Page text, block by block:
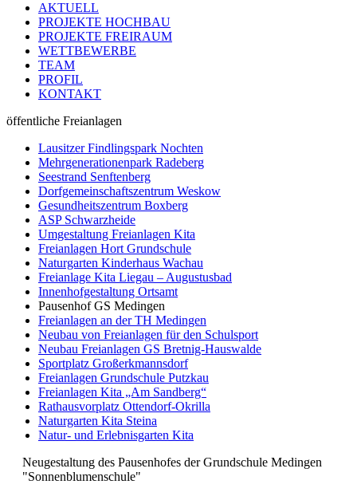
AKTUELL
PROJEKTE HOCHBAU
PROJEKTE FREIRAUM
WETTBEWERBE
TEAM
PROFIL
KONTAKT
öffentliche Freianlagen
Lausitzer Findlingspark Nochten
Mehrgenerationenpark Radeberg
Seestrand Senftenberg
Dorfgemeinschaftszentrum Weskow
Gesundheitszentrum Boxberg
ASP Schwarzheide
Umgestaltung Freianlagen Kita
Freianlagen Hort Grundschule
Naturgarten Kinderhaus Wachau
Freianlage Kita Liegau – Augustusbad
Innenhofgestaltung Ortsamt
Pausenhof GS Medingen
Freianlagen an der TH Medingen
Neubau von Freianlagen für den Schulsport
Neubau Freianlagen GS Bretnig-Hauswalde
Sportplatz Großerkmannsdorf
Freianlagen Grundschule Putzkau
Freianlagen Kita „Am Sandberg“
Rathausvorplatz Ottendorf-Okrilla
Naturgarten Kita Steina
Natur- und Erlebnisgarten Kita
Neugestaltung des Pausenhofes der Grundschule Medingen
"Sonnenblumenschule"